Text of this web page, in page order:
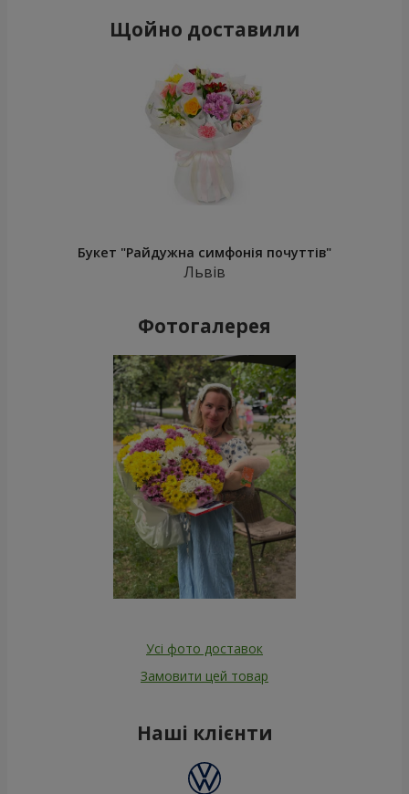
Щойно доставили
Букет "Райдужна симфонія почуттів"
Львів
Фотогалерея
Усі фото доставок
Замовити цей товар
Наші клієнти